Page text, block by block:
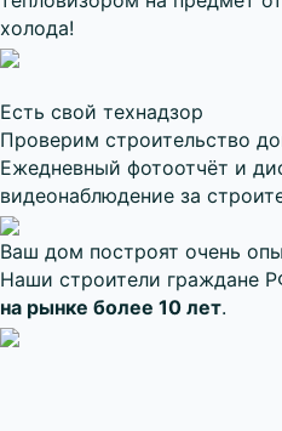
холода!
Есть свой технадзор
Проверим строительство
Ежедневный фотоотчёт и
видеонаблюдение за
Ваш дом построят очень
Наши строители граждане
на рынке более 10 лет.